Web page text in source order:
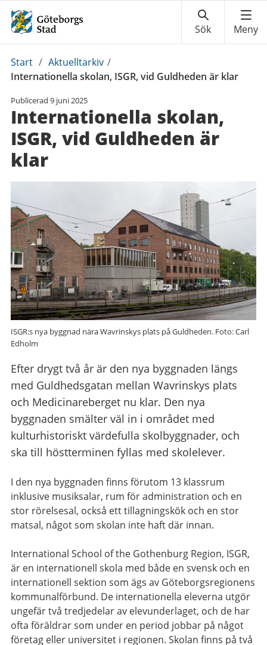
Du
är
Start / Aktuelltarkiv /
Internationella skolan, ISGR, vid Guldheden är klar
Publicerad 9 juni 2025
Internationella skolan,
ISGR, vid Guldheden är
klar
ISGR:s nya byggnad nära Wavrinskys plats på Guldheden. Foto: Carl
Edholm
Efter drygt två år är den nya byggnaden längs
med Guldhedsgatan mellan Wavrinskys plats
och Medicinareberget nu klar. Den nya
byggnaden smälter väl in i området med
kulturhistoriskt värdefulla skolbyggnader, och
ska till höstterminen fyllas med skolelever.
I den nya byggnaden finns förutom 13 klassrum
inklusive musiksalar, rum för administration och en
stor rörelsesal, också ett tillagningskök och en stor
matsal, något som skolan inte haft där innan.
International School of the Gothenburg Region, ISGR,
är en internationell skola med både en svensk och en
internationell sektion som ägs av Göteborgsregionens
kommunalförbund. De internationella eleverna utgör
ungefär två tredjedelar av elevunderlaget, och de har
ofta föräldrar som under en period jobbar på något
företag eller universitet i regionen. Skolan finns på två